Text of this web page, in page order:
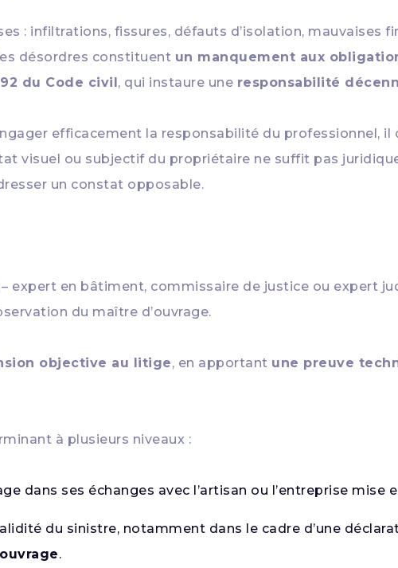
: infiltrations, fissures, défauts d’isolation, mauvaises
désordres constituent un manquement aux
du Code civil, qui instaure une responsabilité
efficacement la responsabilité du professionnel, il
visuel ou subjectif du propriétaire ne suffit pas
un constat opposable.
– expert en bâtiment, commissaire de justice ou expert
du maître d’ouvrage.
objective au litige, en apportant une preuve
à plusieurs niveaux :
dans ses échanges avec l’artisan ou l’entreprise mise
du sinistre, notamment dans le cadre d’une
.